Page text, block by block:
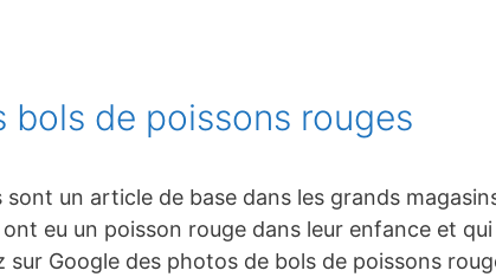
bols de poissons rouges
un article de base dans les grands
eu un poisson rouge dans leur enfance et
sur Google des photos de bols de poissons